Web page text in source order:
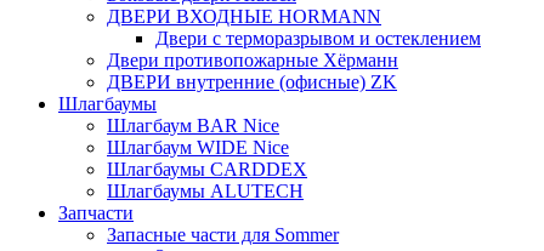
ДВЕРИ ВХОДНЫЕ HORMANN
Двери с терморазрывом и остеклением
Двери противопожарные Хёрманн
ДВЕРИ внутренние (офисные) ZK
Шлагбаумы
Шлагбаум BAR Nice
Шлагбаум WIDE Nice
Шлагбаумы CARDDEX
Шлагбаумы ALUTECH
Запчасти
Запасные части для Sommer